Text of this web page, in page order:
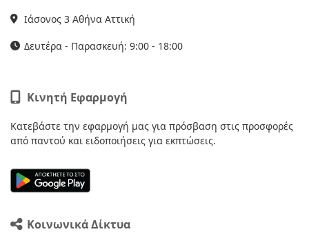
Ιάσονος 3 Αθήνα Αττική
Δευτέρα - Παρασκευή: 9:00 - 18:00
Κινητή Εφαρμογή
Κατεβάστε την εφαρμογή μας για πρόσβαση στις προσφορές
από παντού και ειδοποιήσεις για εκπτώσεις.
Κοινωνικά Δίκτυα